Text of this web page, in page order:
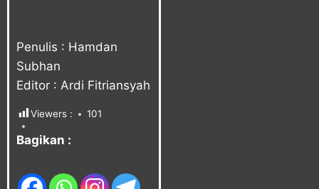
Penulis : Hamdan
Subhan
Editor : Ardi Fitriansyah
Viewers : 101
Bagikan :